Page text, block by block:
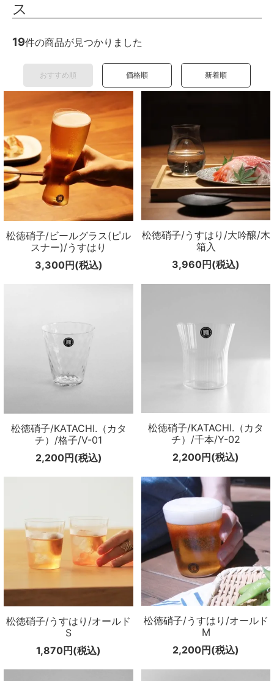
ス
19件の商品が見つかりました
おすすめ順 価格順 新着順
松徳硝子/ビールグラス(ピル
スナー)/うすはり
3,300円(税込)
松徳硝子/うすはり/大吟醸/木
箱入
3,960円(税込)
松徳硝子/KATACHI.（カタ
チ）/格子/V-01
2,200円(税込)
松徳硝子/KATACHI.（カタ
チ）/千本/Y-02
2,200円(税込)
松徳硝子/うすはり/オールド
S
1,870円(税込)
松徳硝子/うすはり/オールド
M
2,200円(税込)